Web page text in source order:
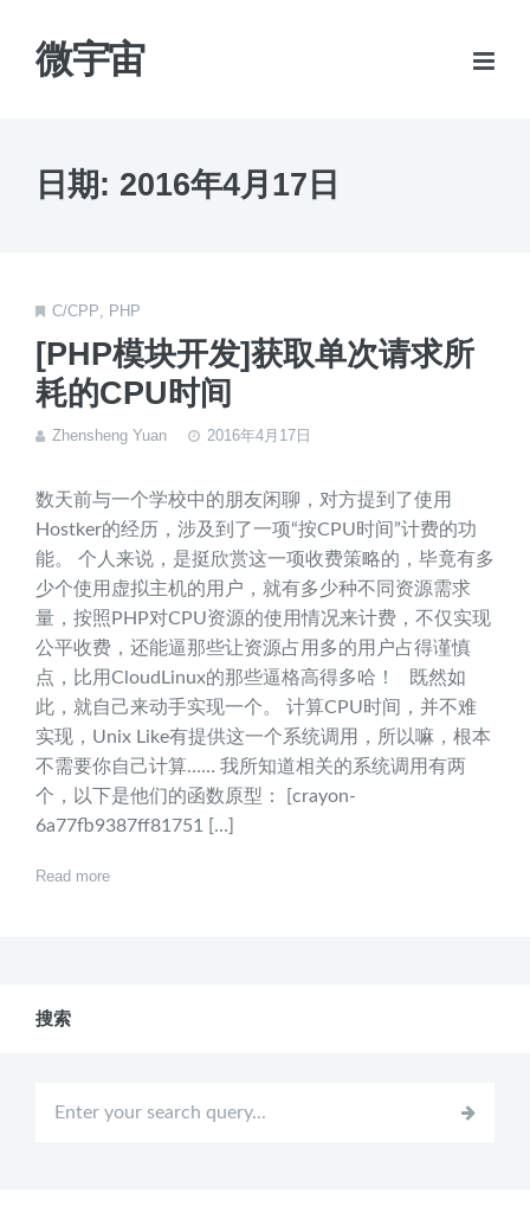
微宇宙
日期: 2016年4月17日
C/CPP, PHP
[PHP模块开发]获取单次请求所
耗的CPU时间
Zhensheng Yuan 2016年4月17日
数天前与一个学校中的朋友闲聊，对方提到了使用
Hostker的经历，涉及到了一项“按CPU时间”计费的功
能。 个人来说，是挺欣赏这一项收费策略的，毕竟有多
少个使用虚拟主机的用户，就有多少种不同资源需求
量，按照PHP对CPU资源的使用情况来计费，不仅实现
公平收费，还能逼那些让资源占用多的用户占得谨慎
点，比用CloudLinux的那些逼格高得多哈！ 既然如
此，就自己来动手实现一个。 计算CPU时间，并不难
实现，Unix Like有提供这一个系统调用，所以嘛，根本
不需要你自己计算…… 我所知道相关的系统调用有两
个，以下是他们的函数原型： [crayon-
6a77fb9387ff81751 […]
Read more
搜索